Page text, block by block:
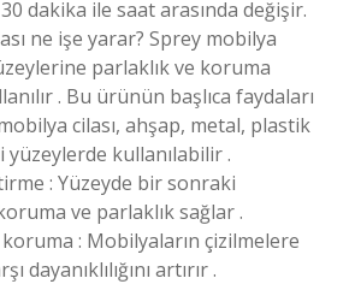
dakika ile saat arasında değişir.
ne işe yarar? Sprey mobilya
parlaklık ve koruma
. Bu ürünün başlıca faydaları
cilası, ahşap, metal, plastik
yüzeylerde kullanılabilir .
: Yüzeyde bir sonraki
ve parlaklık sağlar .
: Mobilyaların çizilmelere
dayanıklılığını artırır .